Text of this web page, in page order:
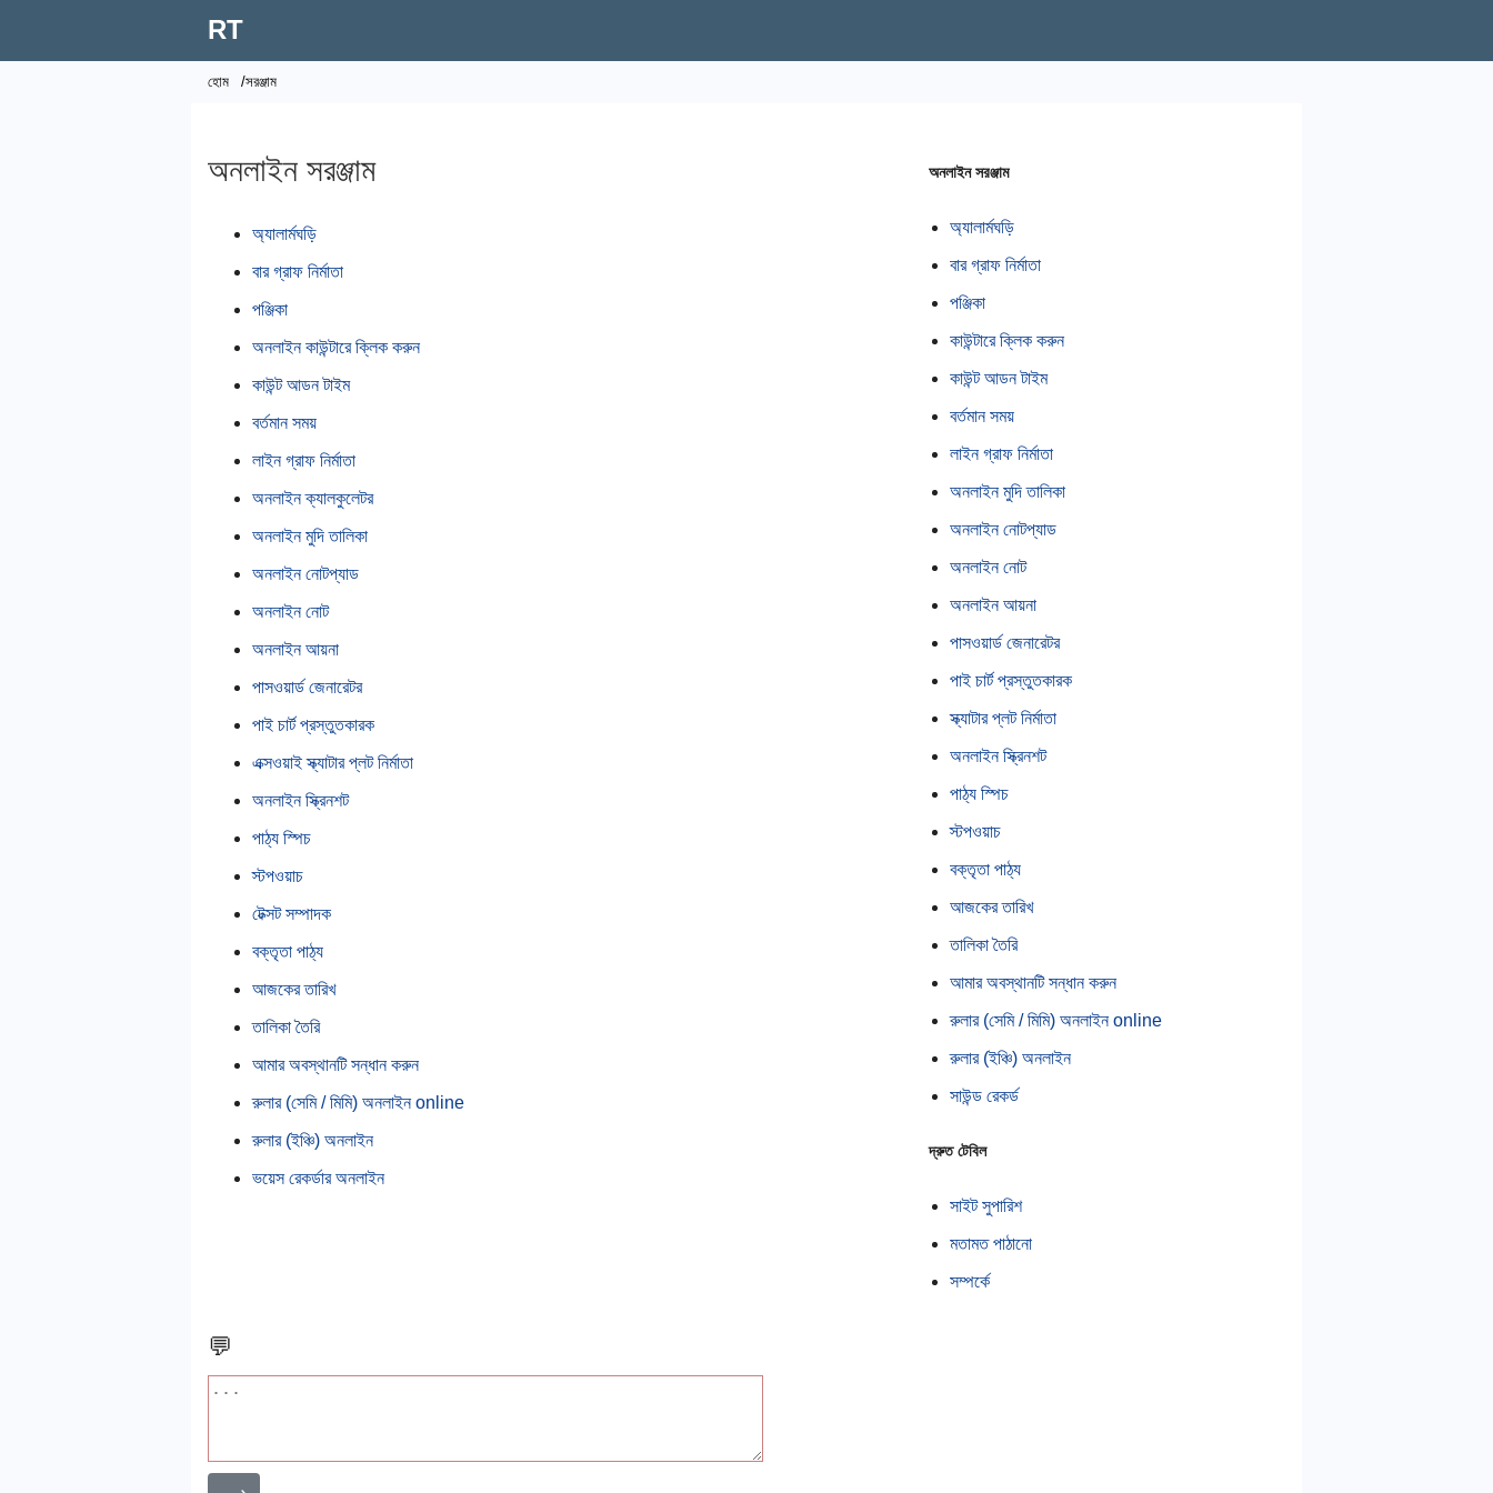
RT
হোম /সরঞ্জাম
অনলাইন সরঞ্জাম
অ্যালার্মঘড়ি
বার গ্রাফ নির্মাতা
পঞ্জিকা
অনলাইন কাউন্টারে ক্লিক করুন
কাউন্ট আডন টাইম
বর্তমান সময়
লাইন গ্রাফ নির্মাতা
অনলাইন ক্যালকুলেটর
অনলাইন মুদি তালিকা
অনলাইন নোটপ্যাড
অনলাইন নোট
অনলাইন আয়না
পাসওয়ার্ড জেনারেটর
পাই চার্ট প্রস্তুতকারক
এক্সওয়াই স্ক্যাটার প্লট নির্মাতা
অনলাইন স্ক্রিনশট
পাঠ্য স্পিচ
স্টপওয়াচ
টেক্সট সম্পাদক
বক্তৃতা পাঠ্য
আজকের তারিখ
তালিকা তৈরি
আমার অবস্থানটি সন্ধান করুন
রুলার (সেমি / মিমি) অনলাইন online
রুলার (ইঞ্চি) অনলাইন
ভয়েস রেকর্ডার অনলাইন
💬
অনলাইন সরঞ্জাম
অ্যালার্মঘড়ি
বার গ্রাফ নির্মাতা
পঞ্জিকা
কাউন্টারে ক্লিক করুন
কাউন্ট আডন টাইম
বর্তমান সময়
লাইন গ্রাফ নির্মাতা
অনলাইন মুদি তালিকা
অনলাইন নোটপ্যাড
অনলাইন নোট
অনলাইন আয়না
পাসওয়ার্ড জেনারেটর
পাই চার্ট প্রস্তুতকারক
স্ক্যাটার প্লট নির্মাতা
অনলাইন স্ক্রিনশট
পাঠ্য স্পিচ
স্টপওয়াচ
বক্তৃতা পাঠ্য
আজকের তারিখ
তালিকা তৈরি
আমার অবস্থানটি সন্ধান করুন
রুলার (সেমি / মিমি) অনলাইন online
রুলার (ইঞ্চি) অনলাইন
সাউন্ড রেকর্ড
দ্রুত টেবিল
সাইট সুপারিশ
মতামত পাঠানো
সম্পর্কে